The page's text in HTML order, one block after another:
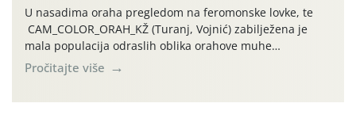
U nasadima oraha pregledom na feromonske lovke, te
CAM_COLOR_ORAH_KŽ (Turanj, Vojnić) zabilježena je
mala populacija odraslih oblika orahove muhe
(Rhagoletis completa). Niska brojnost može se objasniti
činjenicom da je riječ o mladim nasadima s vrlo malim
Pročitajte više